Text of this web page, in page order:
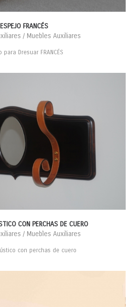
ESPEJO FRANCÉS
/ Muebles Auxiliares
para Dresuar FRANCÉS
CON PERCHAS DE CUERO
/ Muebles Auxiliares
con perchas de cuero